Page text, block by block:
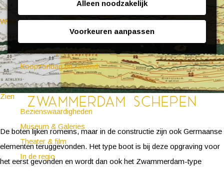
Alleen noodzakelijk
Voorkeuren aanpassen
Winkelen
(Bijzondere) markten
Koopzondag en -avond
Zien
Bezienswaardigheden
Museum & Galeries
Theater & film
In de regio
Zwammerdam schepen
De boten lijken romeins, maar in de constructie zijn ook Germaanse
elementen teruggevonden. Het type boot is bij deze opgraving voor
het eerst gevonden en wordt dan ook het Zwammerdam-type